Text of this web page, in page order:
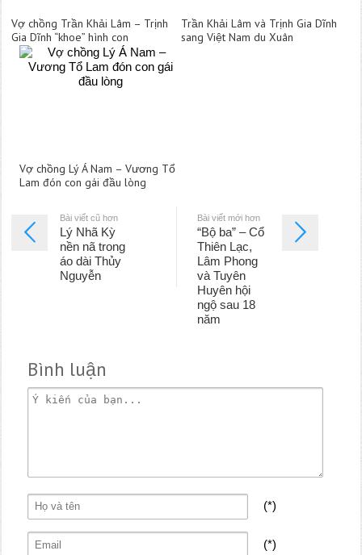
Vợ chồng Trần Khải Lâm – Trịnh
Gia Dĩnh “khoe” hình con
Trần Khải Lâm và Trịnh Gia Dĩnh
sang Việt Nam du Xuân
Vợ chồng Lý Á Nam – Vương Tổ
Lam đón con gái đầu lòng
Bài viết cũ hơn
Lý Nhã Kỳ
nền nã trong
áo dài Thủy
Nguyễn
Bài viết mới hơn
“Bộ ba” – Cổ
Thiên Lạc,
Lâm Phong
và Tuyên
Huyên hội
ngộ sau 18
năm
Bình luận
(*)
(*)